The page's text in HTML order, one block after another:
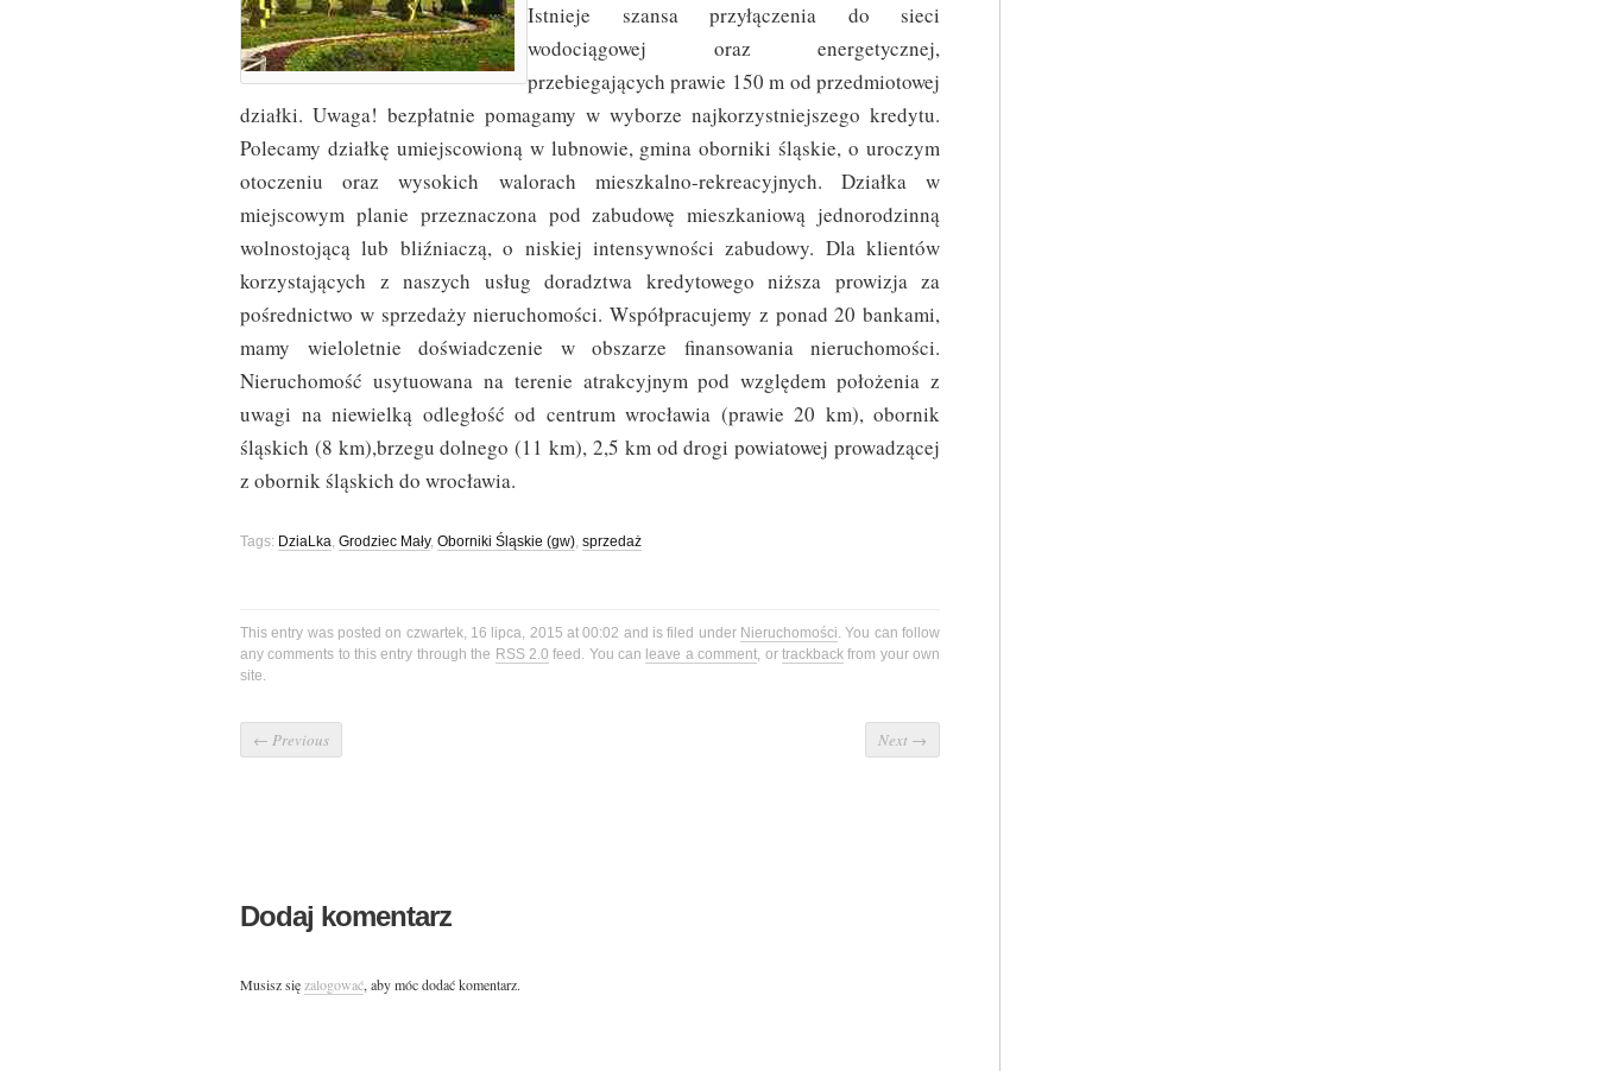
Istnieje szansa przyłączenia do sieci
wodociągowej oraz energetycznej,
przebiegających prawie 150 m od przedmiotowej
działki. Uwaga! bezpłatnie pomagamy w wyborze najkorzystniejszego kredytu.
Polecamy działkę umiejscowioną w lubnowie, gmina oborniki śląskie, o uroczym
otoczeniu oraz wysokich walorach mieszkalno-rekreacyjnych. Działka w
miejscowym planie przeznaczona pod zabudowę mieszkaniową jednorodzinną
wolnostojącą lub bliźniaczą, o niskiej intensywności zabudowy. Dla klientów
korzystających z naszych usług doradztwa kredytowego niższa prowizja za
pośrednictwo w sprzedaży nieruchomości. Współpracujemy z ponad 20 bankami,
mamy wieloletnie doświadczenie w obszarze finansowania nieruchomości.
Nieruchomość usytuowana na terenie atrakcyjnym pod względem położenia z
uwagi na niewielką odległość od centrum wrocławia (prawie 20 km), obornik
śląskich (8 km),brzegu dolnego (11 km), 2,5 km od drogi powiatowej prowadzącej
z obornik śląskich do wrocławia.
Tags: DziaLka, Grodziec Mały, Oborniki Śląskie (gw), sprzedaż
This entry was posted on czwartek, 16 lipca, 2015 at 00:02 and is filed under Nieruchomości. You can follow
any comments to this entry through the RSS 2.0 feed. You can leave a comment, or trackbackfrom your own
site.
← Previous Next →
Dodaj komentarz
Musisz sięzalogować, aby móc dodać komentarz.